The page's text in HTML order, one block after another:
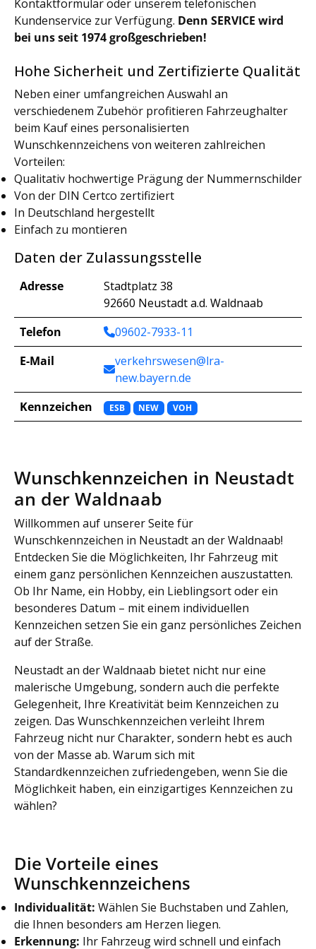
Kontaktformular oder unserem telefonischen
Kundenservice zur Verfügung. Denn SERVICE wird
bei uns seit 1974 großgeschrieben!
Hohe Sicherheit und Zertifizierte Qualität
Neben einer umfangreichen Auswahl an
verschiedenem Zubehör profitieren Fahrzeughalter
beim Kauf eines personalisierten
Wunschkennzeichens von weiteren zahlreichen
Vorteilen:
Qualitativ hochwertige Prägung der Nummernschilder
Von der DIN Certco zertifiziert
In Deutschland hergestellt
Einfach zu montieren
Daten der Zulassungsstelle
Adresse
Stadtplatz 38
92660 Neustadt a.d. Waldnaab
Telefon
09602-7933-11
E-Mail
verkehrswesen@lra-
new.bayern.de
Kennzeichen
ESB NEW VOH
Wunschkennzeichen in Neustadt
an der Waldnaab
Willkommen auf unserer Seite für
Wunschkennzeichen in Neustadt an der Waldnaab!
Entdecken Sie die Möglichkeiten, Ihr Fahrzeug mit
einem ganz persönlichen Kennzeichen auszustatten.
Ob Ihr Name, ein Hobby, ein Lieblingsort oder ein
besonderes Datum – mit einem individuellen
Kennzeichen setzen Sie ein ganz persönliches Zeichen
auf der Straße.
Neustadt an der Waldnaab bietet nicht nur eine
malerische Umgebung, sondern auch die perfekte
Gelegenheit, Ihre Kreativität beim Kennzeichen zu
zeigen. Das Wunschkennzeichen verleiht Ihrem
Fahrzeug nicht nur Charakter, sondern hebt es auch
von der Masse ab. Warum sich mit
Standardkennzeichen zufriedengeben, wenn Sie die
Möglichkeit haben, ein einzigartiges Kennzeichen zu
wählen?
Die Vorteile eines
Wunschkennzeichens
Individualität: Wählen Sie Buchstaben und Zahlen,
die Ihnen besonders am Herzen liegen.
Erkennung: Ihr Fahrzeug wird schnell und einfach